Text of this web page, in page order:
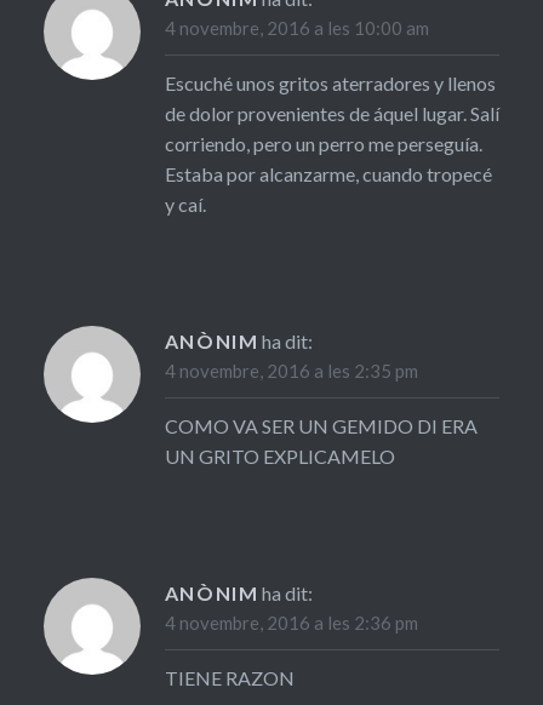
4 novembre, 2016 a les 10:00 am
Escuché unos gritos aterradores y llenos
de dolor provenientes de áquel lugar. Salí
corriendo, pero un perro me perseguía.
Estaba por alcanzarme, cuando tropecé
y caí.
ANÒNIM ha dit:
4 novembre, 2016 a les 2:35 pm
COMO VA SER UN GEMIDO DI ERA
UN GRITO EXPLICAMELO
ANÒNIM ha dit:
4 novembre, 2016 a les 2:36 pm
TIENE RAZON